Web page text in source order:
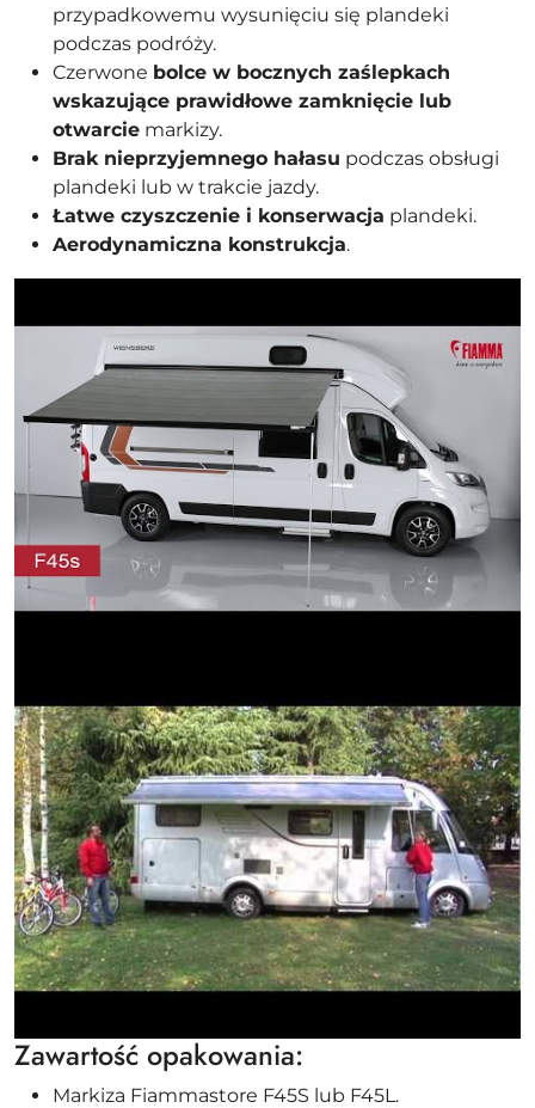
przypadkowemu wysunięciu się plandeki
podczas podróży.
Czerwone bolce w bocznych zaślepkach
wskazujące prawidłowe zamknięcie lub
otwarcie markizy.
Brak nieprzyjemnego hałasu podczas obsługi
plandeki lub w trakcie jazdy.
Łatwe czyszczenie i konserwacja plandeki.
Aerodynamiczna konstrukcja.
Zawartość opakowania:
Markiza Fiammastore F45S lub F45L.